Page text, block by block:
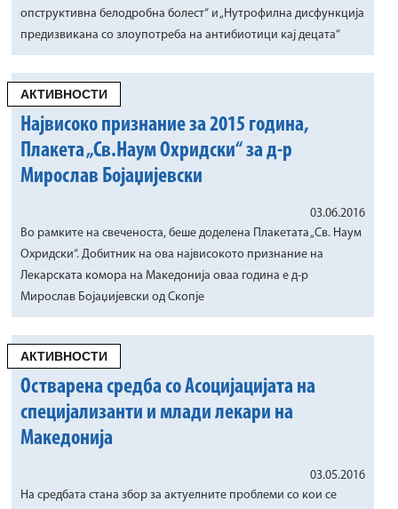
опструктивна белодробна болест“ и „Нутрофилна дисфункција
предизвикана со злоупотреба на антибиотици кај децата“
АКТИВНОСТИ
Највисоко признание за 2015 година,
Плакета „Св.Наум Охридски“ за д-р
Мирослав Бојаџијевски
03.06.2016
Во рамките на свеченоста, беше доделена Плакетата „Св. Наум
Охридски“. Добитник на ова највисокото признание на
Лекарската комора на Македонија оваа година е д-р
Мирослав Бојаџијевски од Скопје
АКТИВНОСТИ
Остварена средба со Асоцијацијата на
специјализанти и млади лекари на
Македонија
03.05.2016
На средбата стана збор за актуелните проблеми со кои се